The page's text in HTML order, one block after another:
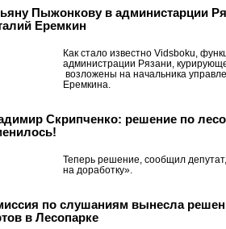
Пыжонкову в администарции
Еремкин
Как стало известно Vidsboku,
администрации Рязани,
возложены на начальника
Еремкина.
Скрипченко: решение по
Теперь решение, сообщил
на доработку».
по слушаниям вынесла
в Лесопарке